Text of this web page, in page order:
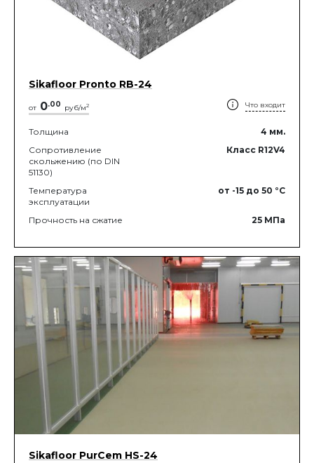
Sikafloor Pronto RB-24
от 0.00 руб/м2 Что входит
Толщина 4 мм.
Сопротивление
скольжению (по DIN
51130)
Класс R12V4
Температура
эксплуатации
от -15 до 50 °C
Прочность на сжатие 25 МПа
Sikafloor PurCem HS-24